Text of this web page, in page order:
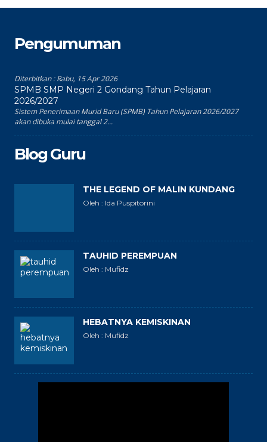
Pengumuman
Diterbitkan :Rabu, 15 Apr 2026
SPMB SMP Negeri 2 Gondang Tahun Pelajaran
2026/2027
Sistem Penerimaan Murid Baru (SPMB) Tahun Pelajaran 2026/2027
akan dibuka mulai tanggal 2...
Blog Guru
THE LEGEND OF MALIN KUNDANG
Oleh : Ida Puspitorini
TAUHID PEREMPUAN
Oleh : Mufidz
HEBATNYA KEMISKINAN
Oleh : Mufidz